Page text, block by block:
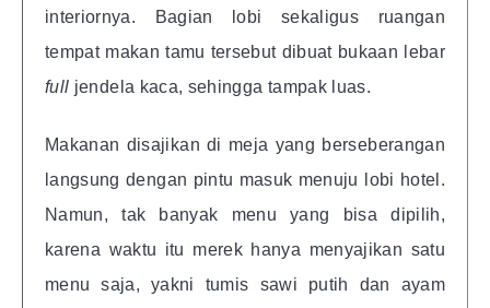
interiornya. Bagian lobi sekaligus ruangan
tempat makan tamu tersebut dibuat bukaan lebar
full jendela kaca, sehingga tampak luas.
Makanan disajikan di meja yang berseberangan
langsung dengan pintu masuk menuju lobi hotel.
Namun, tak banyak menu yang bisa dipilih,
karena waktu itu merek hanya menyajikan satu
menu saja, yakni tumis sawi putih dan ayam